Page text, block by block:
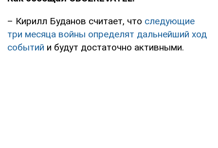
– Кирилл Буданов считает, что следующие
три месяца войны определят дальнейший ход
событий и будут достаточно активными.